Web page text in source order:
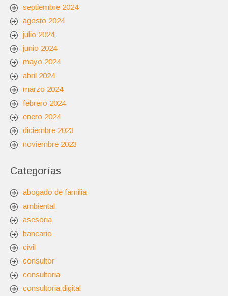
septiembre 2024
agosto 2024
julio 2024
junio 2024
mayo 2024
abril 2024
marzo 2024
febrero 2024
enero 2024
diciembre 2023
noviembre 2023
Categorías
abogado de familia
ambiental
asesoria
bancario
civil
consultor
consultoria
consultoria digital